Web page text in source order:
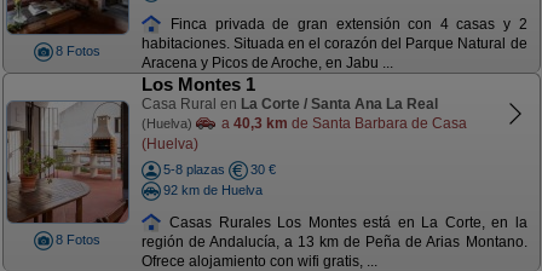
8 Fotos
Finca privada de gran extensión con 4 casas y 2
habitaciones. Situada en el corazón del Parque Natural de
Aracena y Picos de Aroche, en Jabu ...
8 Fotos
Los Montes 1
Casa Rural en La Corte / Santa Ana La Real
(Huelva) a 40,3 km de Santa Barbara de Casa
(Huelva)
5-8 plazas
30 €
92 km de Huelva
Casas Rurales Los Montes está en La Corte, en la
región de Andalucía, a 13 km de Peña de Arias Montano.
Ofrece alojamiento con wifi gratis, ...